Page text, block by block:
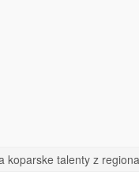
koparske talenty z